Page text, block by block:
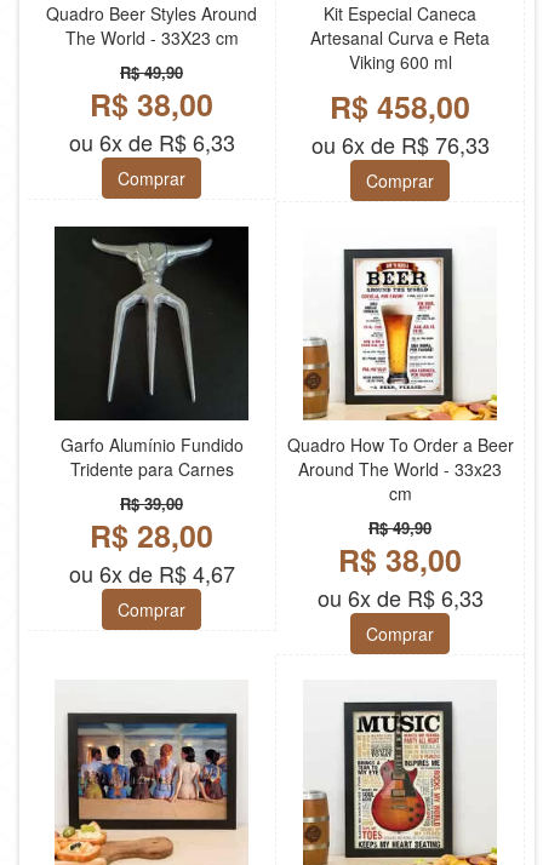
Quadro Beer Styles Around
The World - 33X23 cm
R$ 49,90
R$ 38,00
ou 6x de R$ 6,33
Comprar
Kit Especial Caneca
Artesanal Curva e Reta
Viking 600 ml
R$ 458,00
ou 6x de R$ 76,33
Comprar
Garfo Alumínio Fundido
Tridente para Carnes
R$ 39,00
R$ 28,00
ou 6x de R$ 4,67
Comprar
Quadro How To Order a Beer
Around The World - 33x23
cm
R$ 49,90
R$ 38,00
ou 6x de R$ 6,33
Comprar